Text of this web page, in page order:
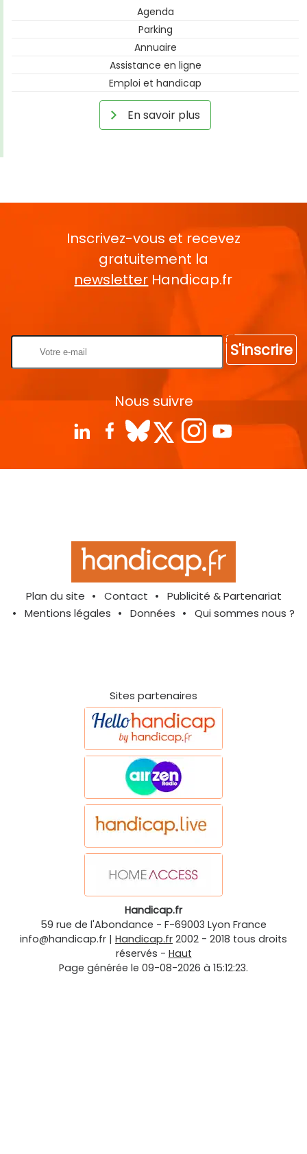
Agenda
Parking
Annuaire
Assistance en ligne
Emploi et handicap
En savoir plus
Inscrivez-vous et recevez
gratuitement la
newsletter Handicap.fr
S'inscrire
Nous suivre
Plan du site Contact
Publicité & Partenariat
Mentions légales
Données Qui sommes nous ?
Sites partenaires
Handicap.fr
59 rue de l'Abondance - F-69003 Lyon France
info@handicap.fr | Handicap.fr 2002 - 2018 tous droits
réservés - Haut
Page générée le 09-08-2026 à 15:12:23.